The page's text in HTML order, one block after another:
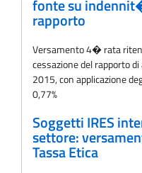
fonte su
rapporto
Versamento 4� rata
cessazione del rapporto
2015, con applicazione
0,77%
Soggetti IRES
settore:
Tassa Etica